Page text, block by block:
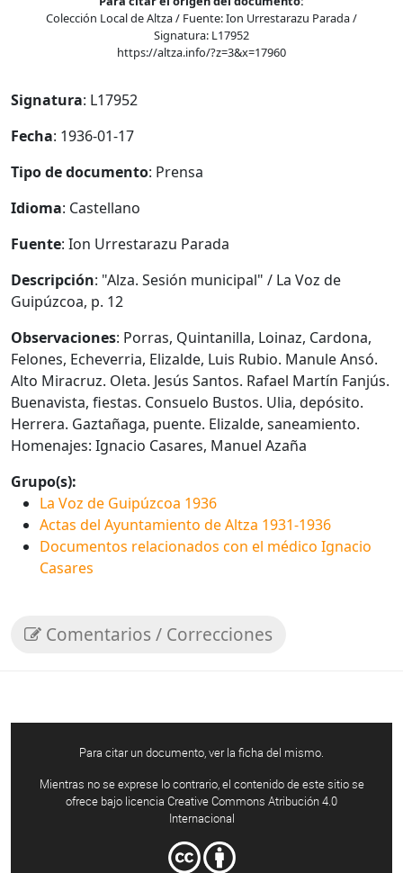
Colección Local de Altza / Fuente: Ion Urrestarazu Parada /
Signatura: L17952
https://altza.info/?z=3&x=17960
Signatura: L17952
Fecha: 1936-01-17
Tipo de documento: Prensa
Idioma: Castellano
Fuente: Ion Urrestarazu Parada
Descripción: "Alza. Sesión municipal" / La Voz de
Guipúzcoa, p. 12
Observaciones: Porras, Quintanilla, Loinaz, Cardona,
Felones, Echeverria, Elizalde, Luis Rubio. Manule Ansó.
Alto Miracruz. Oleta. Jesús Santos. Rafael Martín Fanjús.
Buenavista, fiestas. Consuelo Bustos. Ulia, depósito.
Herrera. Gaztañaga, puente. Elizalde, saneamiento.
Homenajes: Ignacio Casares, Manuel Azaña
Grupo(s):
La Voz de Guipúzcoa 1936
Actas del Ayuntamiento de Altza 1931-1936
Documentos relacionados con el médico Ignacio
Casares
Comentarios / Correcciones
Para citar un documento, ver la ficha del mismo.
Mientras no se exprese lo contrario, el contenido de este sitio se
ofrece bajo licencia Creative Commons Atribución 4.0
Internacional